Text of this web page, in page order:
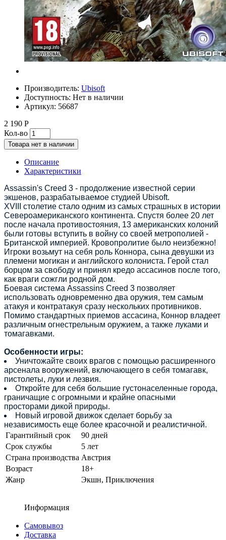
Производитель: Ubisoft
Доступность: Нет в наличии
Артикул: 56687
2 190 Р
Кол-во
Товара нет в наличии
Описание
Характеристики
Assassin's Creed 3 - продолжение известной серии
экшенов, разрабатываемое студией Ubisoft.
XVIII столетие стало одним из самых страшных в истории
Североамериканского континента. Спустя более 20 лет
после начала противостояния, 13 американских колоний
были готовы вступить в войну со своей метрополией -
Британской империей. Кровопролитие было неизбежно!
Игроки возьмут на себя роль Коннора, сына девушки из
племени могикан и английского колониста. Герой стал
борцом за свободу и принял кредо ассасинов после того,
как враги сожгли родной дом.
Боевая система Assassins Creed 3 позволяет
использовать одновременно два оружия, тем самым
атакуя и контратакуя сразу нескольких противников.
Помимо стандартных приемов ассасина, Коннор владеет
различным огнестрельным оружием, а также луками и
томагавками.
Особенности игры:
Уничтожайте своих врагов с помощью расширенного
арсенала вооружений, включающего в себя томагавк,
пистолеты, луки и лезвия.
Откройте для себя большие густонаселенные города,
граничащие с огромными и крайне опасными
просторами дикой природы.
Новый игровой движок сделает борьбу за
независимость еще более красочной и реалистичной.
Гарантийный срок
90 дней
Срок службы
5 лет
Страна производства Австрия
Возраст
18+
Жанр
Экшн, Приключения
Информация
Самовывоз
Доставка